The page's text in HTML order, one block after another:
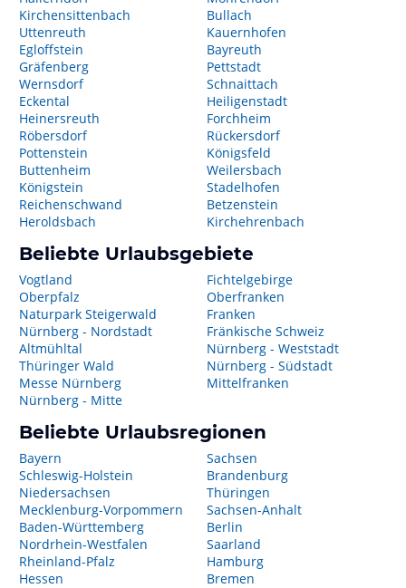
Kirchensittenbach
Uttenreuth
Egloffstein
Gräfenberg
Wernsdorf
Eckental
Heinersreuth
Röbersdorf
Pottenstein
Buttenheim
Königstein
Reichenschwand
Heroldsbach
Bullach
Kauernhofen
Bayreuth
Pettstadt
Schnaittach
Heiligenstadt
Forchheim
Rückersdorf
Königsfeld
Weilersbach
Stadelhofen
Betzenstein
Kirchehrenbach
Beliebte Urlaubsgebiete
Vogtland
Oberpfalz
Naturpark Steigerwald
Nürnberg - Nordstadt
Altmühltal
Thüringer Wald
Messe Nürnberg
Nürnberg - Mitte
Fichtelgebirge
Oberfranken
Franken
Fränkische Schweiz
Nürnberg - Weststadt
Nürnberg - Südstadt
Mittelfranken
Beliebte Urlaubsregionen
Bayern
Schleswig-Holstein
Niedersachsen
Mecklenburg-Vorpommern
Baden-Württemberg
Nordrhein-Westfalen
Rheinland-Pfalz
Hessen
Sachsen
Brandenburg
Thüringen
Sachsen-Anhalt
Berlin
Saarland
Hamburg
Bremen